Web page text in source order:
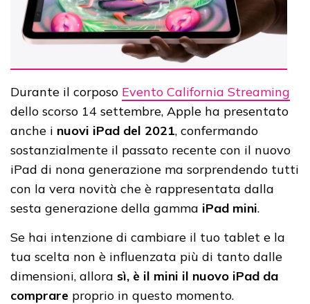
Durante il corposo Evento California Streaming
dello scorso 14 settembre, Apple ha presentato
anche i nuovi iPad del 2021, confermando
sostanzialmente il passato recente con il nuovo
iPad di nona generazione ma sorprendendo tutti
con la vera novità che è rappresentata dalla
sesta generazione della gamma iPad mini.
Se hai intenzione di cambiare il tuo tablet e la
tua scelta non è influenzata più di tanto dalle
dimensioni, allora sì, è il mini il nuovo iPad da
comprare proprio in questo momento.